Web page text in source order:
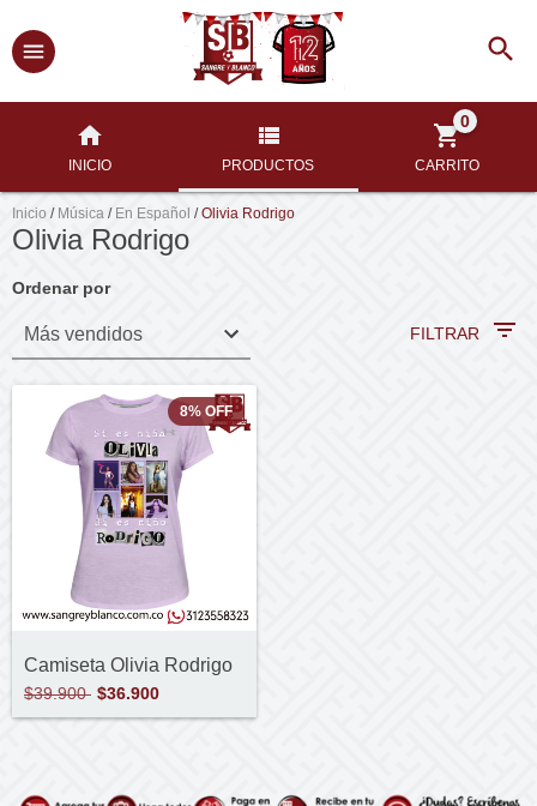
INICIO PRODUCTOS CARRITO
0
Inicio / Música / En Español / Olivia Rodrigo
Olivia Rodrigo
Ordenar por
FILTRAR
8% OFF
Camiseta Olivia Rodrigo
$39.900 $36.900